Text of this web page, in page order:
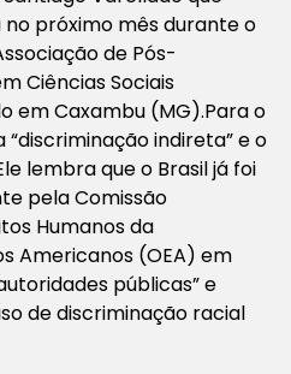
próximo mês durante o
de Pós-
Ciências Sociais
em Caxambu (MG).Para o
indireta” e o
lembra que o Brasil já foi
pela Comissão
Humanos da
Americanos (OEA) em
públicas” e
de discriminação racial